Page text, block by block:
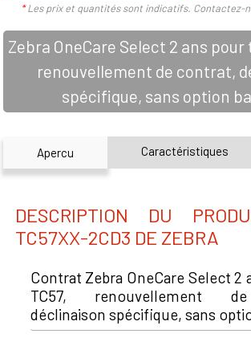
*Les prix et quantités sont indicatifs. Contactez-
Zebra OneCare Select 2 ans pour
renouvellement de contrat,
spécifique, sans option
Apercu Caractéristiques
DESCRIPTION DU
TC57XX-2CD3 DE ZEBRA
Contrat Zebra OneCare Select 2
TC57, renouvellement
déclinaison spécifique, sans